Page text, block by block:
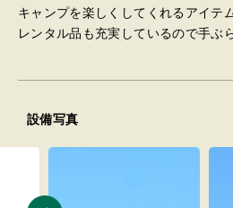
キャンプを楽しくしてくれるアイテ
レンタル品も充実しているので手ぶ
設備写真